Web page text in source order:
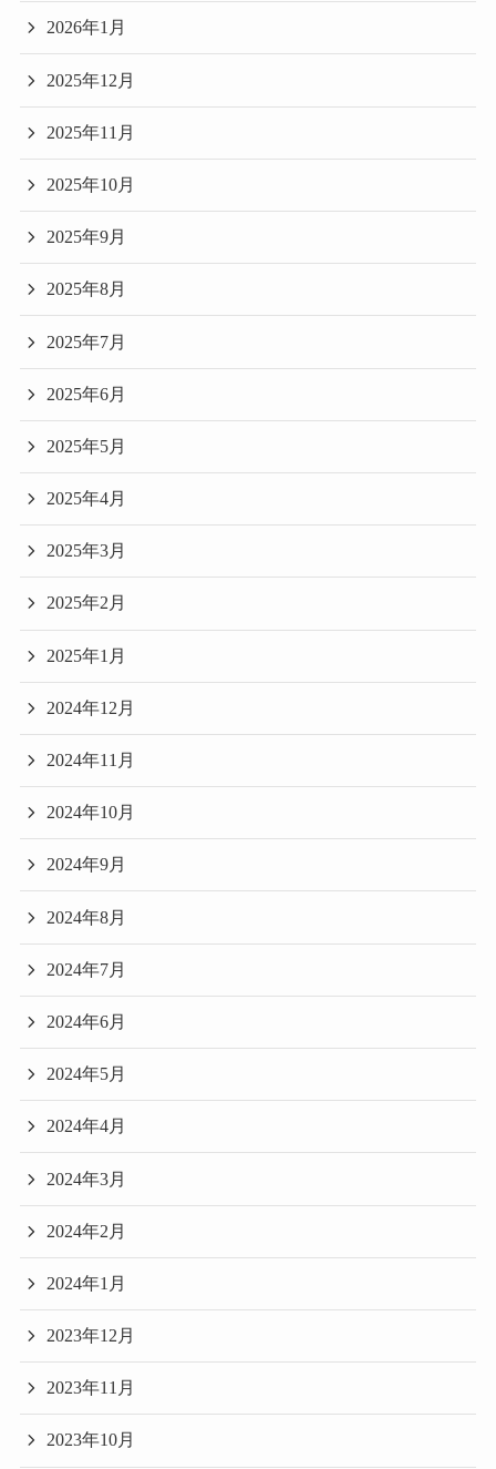
2026年1月
2025年12月
2025年11月
2025年10月
2025年9月
2025年8月
2025年7月
2025年6月
2025年5月
2025年4月
2025年3月
2025年2月
2025年1月
2024年12月
2024年11月
2024年10月
2024年9月
2024年8月
2024年7月
2024年6月
2024年5月
2024年4月
2024年3月
2024年2月
2024年1月
2023年12月
2023年11月
2023年10月